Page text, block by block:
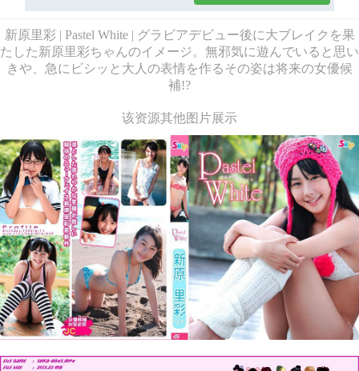
新原里彩 | Pastel White | グラビアデビュー後に大ブレイクを果
たした新原里彩ちゃんのイメージ。無邪気に遊んでいると思い
きや、急にビシッと大人の表情を作るその姿は将来の女優候
補!?
该资源其他图片展示